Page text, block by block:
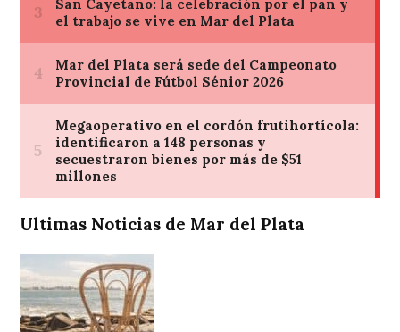
Ultimas Noticias de Mar del Plata